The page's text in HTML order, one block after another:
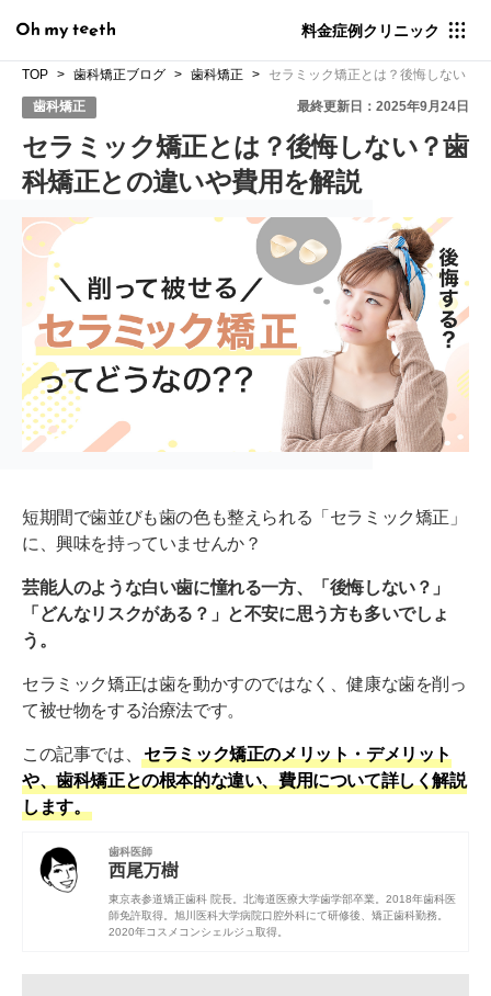
料金症例クリニック
TOP 歯科矯正ブログ 歯科矯正 セラミック矯正とは？後悔しない？
歯科矯正 最終更新日：2025年9月24日
セラミック矯正とは？後悔しない？歯
科矯正との違いや費用を解説
短期間で歯並びも歯の色も整えられる「セラミック矯正」
に、興味を持っていませんか？
芸能人のような白い歯に憧れる一方、「後悔しない？」
「どんなリスクがある？」と不安に思う方も多いでしょ
う。
セラミック矯正は歯を動かすのではなく、健康な歯を削っ
て被せ物をする治療法です。
この記事では、
セラミック矯正のメリット・デメリット
や、歯科矯正との根本的な違い、費用について詳しく解説
します。
歯科医師
西尾万樹
東京表参道矯正歯科 院長。 北海道医療大学歯学部卒業。2018年歯科医
師免許取得。 旭川医科大学病院口腔外科にて研修後、矯正歯科勤務。
2020年コスメコンシェルジュ取得。